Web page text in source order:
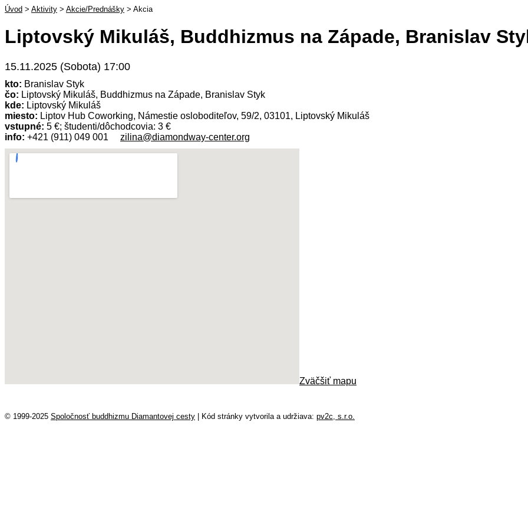
Úvod > Aktivity > Akcie/Prednášky > Akcia
Liptovský Mikuláš, Buddhizmus na Západe, Branislav
15.11.2025 (Sobota) 17:00
kto: Branislav Styk
čo: Liptovský Mikuláš, Buddhizmus na Západe, Branislav Styk
kde: Liptovský Mikuláš
miesto: Liptov Hub Coworking, Námestie osloboditeľov, 59/2, 03101, Liptovský Mikuláš
vstupné: 5 €; študenti/dôchodcovia: 3 €
info: +421 (911) 049 001 zilina@diamondway-center.org
Zväčšiť mapu
© 1999-2025 Spoločnosť buddhizmu Diamantovej cesty Kód stránky vytvorila a udržiava: pv2c, s.r.o.